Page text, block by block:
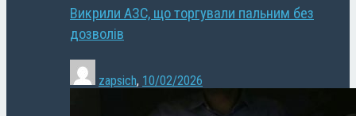
Викрили АЗС, що торгували пальним без
дозволів
zapsich, 10/02/2026